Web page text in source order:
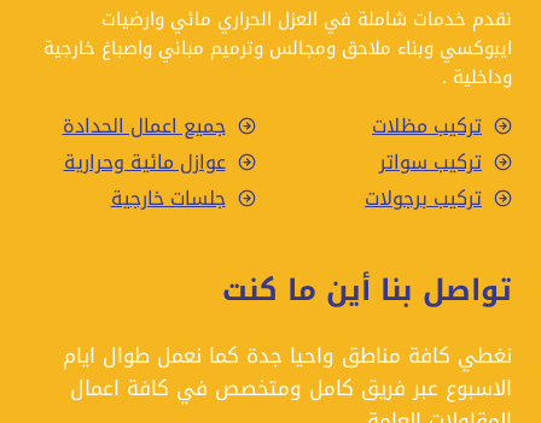
نقدم خدمات شاملة في العزل الحراري مائي وارضيات
ايبوكسي وبناء ملاحق ومجالس وترميم مباني واصباغ خارجية
وداخلية .
تركيب مظلات
جميع اعمال الحدادة
تركيب سواتر
عوازل مائية وحرارية
تركيب برجولات
جلسات خارجية
تواصل بنا أين ما كنت
نغطي كافة مناطق واحيا جدة كما نعمل طوال ايام
الاسبوع عبر فريق كامل ومتخصص في كافة اعمال